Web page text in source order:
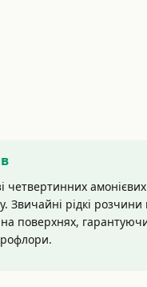
четвертинних
рідкі розчини
поверхнях,